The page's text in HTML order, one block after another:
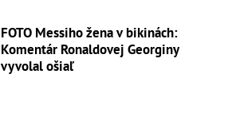
FOTO Messiho žena v bikinách:
Komentár Ronaldovej Georginy
vyvolal ošiaľ